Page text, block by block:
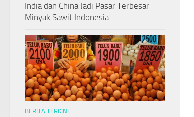
India dan China Jadi Pasar Terbesar
Minyak Sawit Indonesia
BERITA TERKINI